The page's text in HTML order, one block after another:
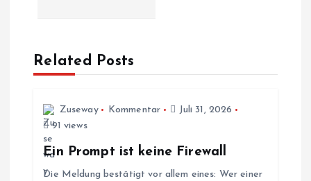
a
g
Related Posts
Zuseway Kommentar
Juli 31, 2026
91 views
Ein Prompt ist keine Firewall
Die Meldung bestätigt vor allem eines: Wer einer